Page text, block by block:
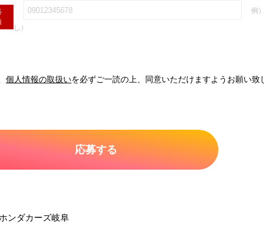
例
し）
個人情報の取扱いを必ずご一読の上、同意いただけますようお願い致
ンダカーズ岐阜